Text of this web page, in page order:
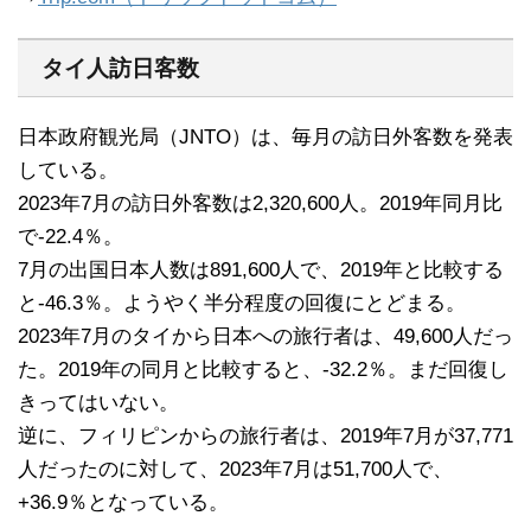
タイ人訪日客数
日本政府観光局（JNTO）は、毎月の訪日外客数を発表
している。
2023年7月の訪日外客数は2,320,600人。2019年同月比
で-22.4％。
7月の出国日本人数は891,600人で、2019年と比較する
と-46.3％。ようやく半分程度の回復にとどまる。
2023年7月のタイから日本への旅行者は、49,600人だっ
た。2019年の同月と比較すると、-32.2％。まだ回復し
きってはいない。
逆に、フィリピンからの旅行者は、2019年7月が37,771
人だったのに対して、2023年7月は51,700人で、
+36.9％となっている。